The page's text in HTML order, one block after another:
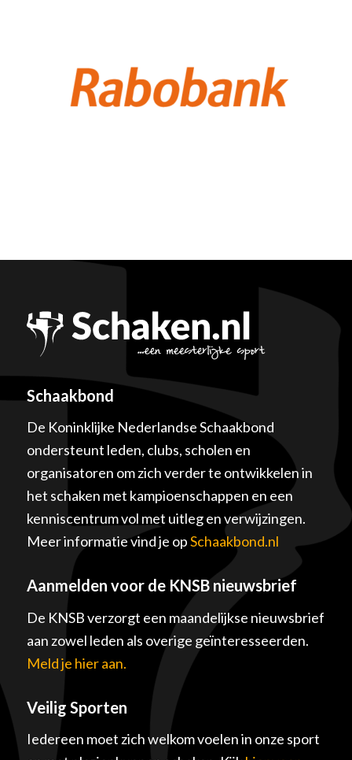
Schaakbond
De Koninklijke Nederlandse Schaakbond
ondersteunt leden, clubs, scholen en
organisatoren om zich verder te ontwikkelen in
het schaken met kampioenschappen en een
kenniscentrum vol met uitleg en verwijzingen.
Meer informatie vind je opSchaakbond.nl
Aanmelden voor de KNSB nieuwsbrief
De KNSB verzorgt een maandelijkse nieuwsbrief
aan zowel leden als overige geïnteresseerden.
Meld je hier aan.
Veilig Sporten
Iedereen moet zich welkom voelen in onze sport